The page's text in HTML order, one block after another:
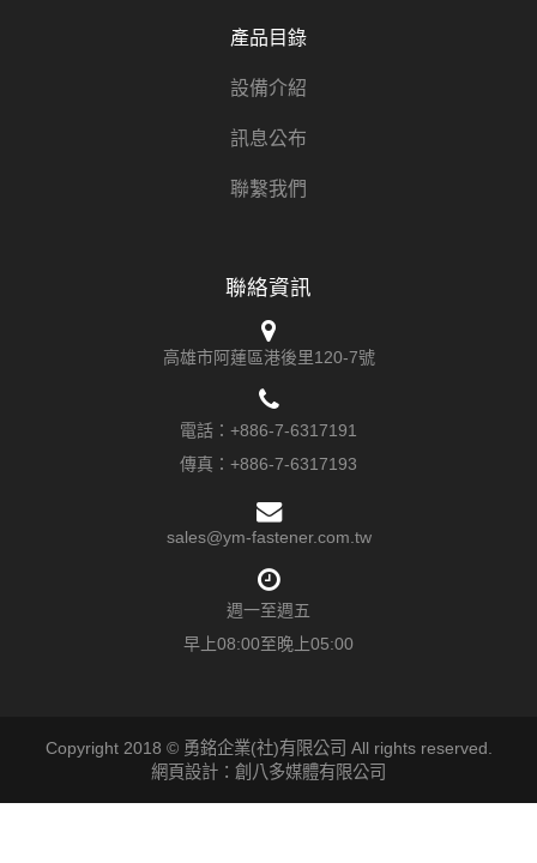
產品目錄
設備介紹
訊息公布
聯繫我們
聯絡資訊
高雄市阿蓮區港後里120-7號
電話： +886-7-6317191
傳真：+886-7-6317193
sales@ym-fastener.com.tw
週一至週五
早上08:00至晚上05:00
Copyright 2018 © 勇銘企業(社)有限公司 All rights reserved.
網頁設計：創八多媒體有限公司